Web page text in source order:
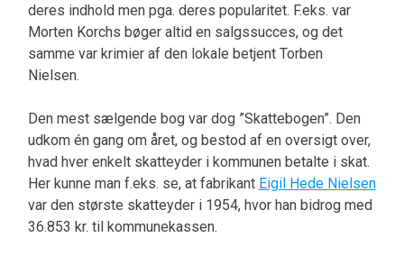
deres indhold men pga. deres popularitet. F.eks. var
Morten Korchs bøger altid en salgssucces, og det
samme var krimier af den lokale betjent Torben
Nielsen.
Den mest sælgende bog var dog ”Skattebogen”. Den
udkom én gang om året, og bestod af en oversigt over,
hvad hver enkelt skatteyder i kommunen betalte i skat.
Her kunne man f.eks. se, at fabrikant Eigil Hede Nielsen
var den største skatteyder i 1954, hvor han bidrog med
36.853 kr. til kommunekassen.